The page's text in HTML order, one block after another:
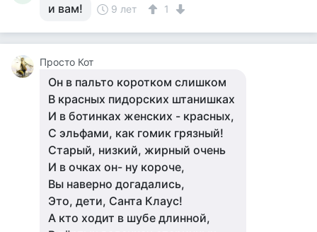
и вам! 9 лет 1
Просто Кот
Он в пальто коротком слишком
В красных пидорских штанишках
И в ботинках женских - красных,
С эльфами, как гомик грязный!
Старый, низкий, жирный очень
И в очках он- ну короче,
Вы наверно догадались,
Это, дети, Санта Клаус!
А кто ходит в шубе длинной,